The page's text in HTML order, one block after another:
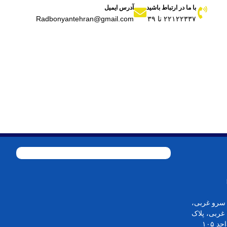
با ما در ارتباط باشید
۲۲۱۲۲۳۳۷ تا ۳۹
آدرس ایمیل
Radbonyantehran@gmail.com
سرو غربی،
خیابان ریاضی بخشایش، کوچه ۱۷ غربی، پلاک